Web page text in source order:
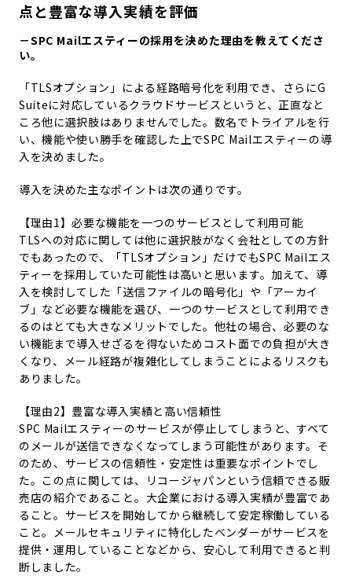
点と豊富な導入実績を評価
－SPC Mailエスティーの採用を決めた理由を教えてくださ
い。
「TLSオプション」による経路暗号化を利用でき、さらにG
Suiteに対応しているクラウドサービスというと、正直なと
ころ他に選択肢はありませんでした。数名でトライアルを行
い、機能や使い勝手を確認した上でSPC Mailエスティーの導
入を決めました。
導入を決めた主なポイントは次の通りです。
【理由1】必要な機能を一つのサービスとして利用可能
TLSへの対応に関しては他に選択肢がなく会社としての方針
でもあったので、「TLSオプション」だけでもSPC Mailエス
ティーを採用していた可能性は高いと思います。加えて、導
入を検討してした「送信ファイルの暗号化」や「アーカイ
ブ」など必要な機能を選び、一つのサービスとして利用でき
るのはとても大きなメリットでした。他社の場合、必要のな
い機能まで導入せざるを得ないためコスト面での負担が大き
くなり、メール経路が複雑化してしまうことによるリスクも
ありました。
【理由2】豊富な導入実績と高い信頼性
SPC Mailエスティーのサービスが停止してしまうと、すべて
のメールが送信できなくなってしまう可能性があります。そ
のため、サービスの信頼性・安定性は重要なポイントでし
た。この点に関しては、リコージャパンという信頼できる販
売店の紹介であること。大企業における導入実績が豊富であ
ること。サービスを開始してから継続して安定稼働している
こと。メールセキュリティに特化したベンダーがサービスを
提供・運用していることなどから、安心して利用できると判
断しました。